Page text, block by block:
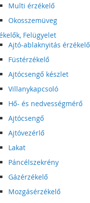
Multi érzékelő
Okosszemüveg
Felügyelet
Ajtó-ablaknyitás érzékelő
Füstérzékelő
Ajtócsengő készlet
Villanykapcsoló
Hő- és nedvességmérő
Ajtócsengő
Ajtóvezérlő
Lakat
Páncélszekrény
Gázérzékelő
Mozgásérzékelő